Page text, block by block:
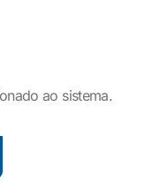
ao sistema.